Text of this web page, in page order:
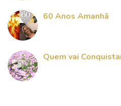
60 Anos Amanhã
Quem vai